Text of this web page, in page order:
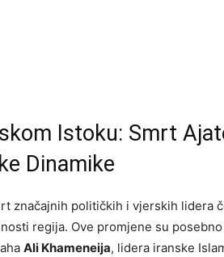
Istoku: Smrt
Dinamike
značajnih političkih i vjerskih lidera
regija. Ove promjene su
Ali Khameneija, lidera iranske